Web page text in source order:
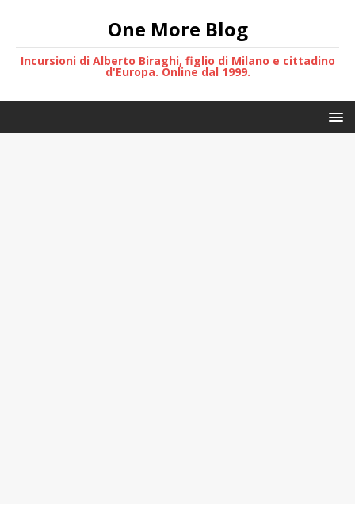
One More Blog
Incursioni di Alberto Biraghi, figlio di Milano e cittadino
d'Europa. Online dal 1999.